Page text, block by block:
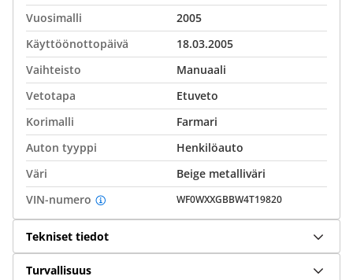
Vuosimalli
2005
Käyttöönottopäivä
18.03.2005
Vaihteisto
Manuaali
Vetotapa
Etuveto
Korimalli
Farmari
Auton tyyppi
Henkilöauto
Väri
Beige metalliväri
VIN-numero
WF0WXXGBBW4T19820
Tekniset tiedot
Turvallisuus